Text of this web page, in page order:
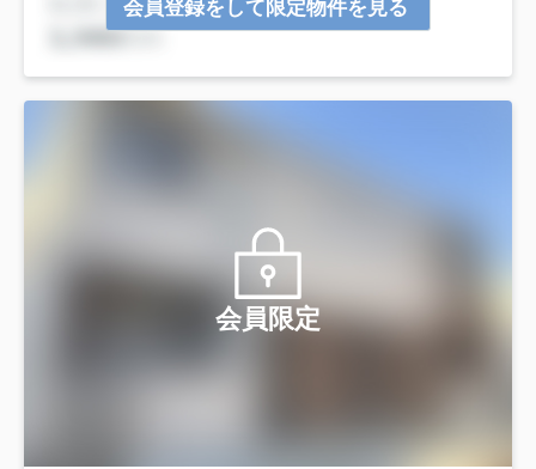
会員登録をして限定物件を見る
会員限定